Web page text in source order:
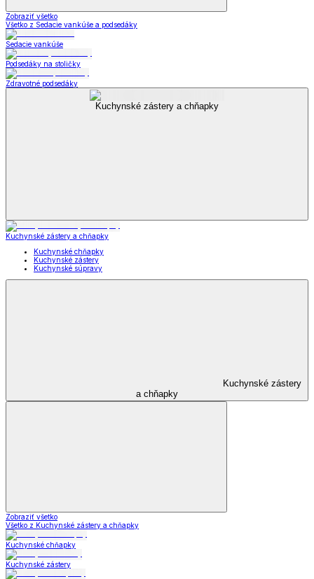
Zobraziť všetko
Všetko z Sedacie vankúše a podsedáky
Sedacie vankúše
Podsedáky na stoličky
Zdravotné podsedáky
Kuchynské zástery a chňapky
Kuchynské zástery a chňapky
Kuchynské chňapky
Kuchynské zástery
Kuchynské súpravy
Kuchynské zástery
a chňapky
Zobraziť všetko
Všetko z Kuchynské zástery a chňapky
Kuchynské chňapky
Kuchynské zástery